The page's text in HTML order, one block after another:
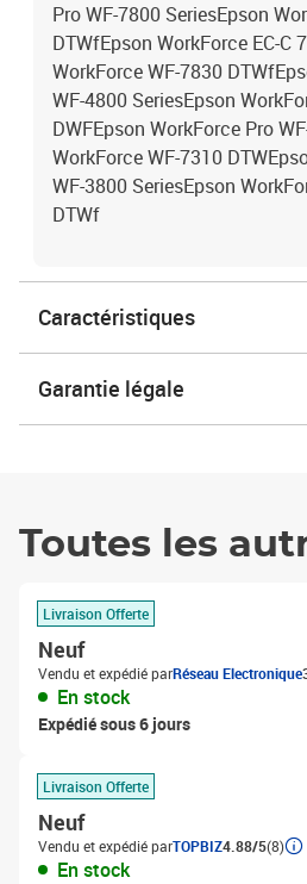
Pro WF-7800 SeriesEpson
DTWfEpson WorkForce EC-C
WorkForce WF-7830
WF-4800 SeriesEpson
DWFEpson WorkForce Pro
WorkForce WF-7310
WF-3800 SeriesEpson
DTWf
Caractéristiques
Garantie légale
Toutes les
Livraison Offerte
Neuf
Vendu et expédié parRéseau Electronique
En stock
Expédié sous 6 jours
Livraison Offerte
Neuf
Vendu et expédié parTOPBIZ4.88/5(8)
En stock